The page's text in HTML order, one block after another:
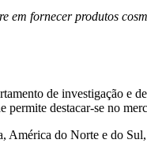
em fornecer produtos
de investigação e
permite destacar-se no
América do Norte e do